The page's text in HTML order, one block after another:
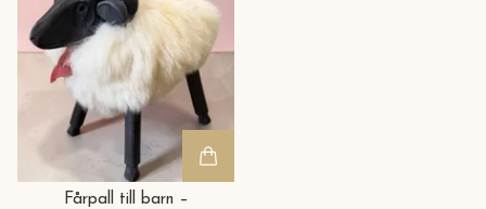
Fårpall till barn –